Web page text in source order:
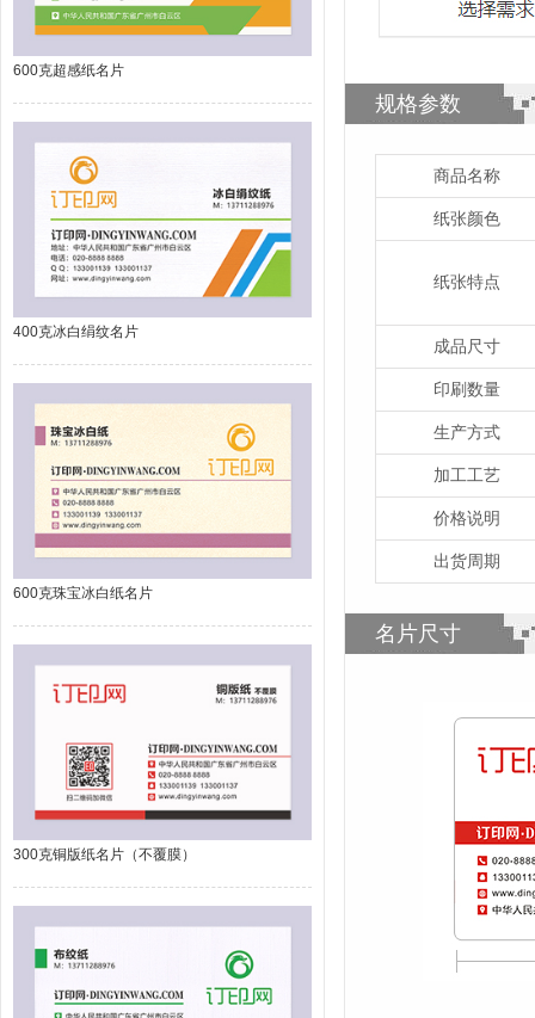
600克超感纸名片
400克冰白绢纹名片
600克珠宝冰白纸名片
300克铜版纸名片（不覆膜）
规格参数
商品名称
纸张颜色
纸张特点
成品尺寸
印刷数量
生产方式
加工工艺
价格说明
出货周期
名片尺寸